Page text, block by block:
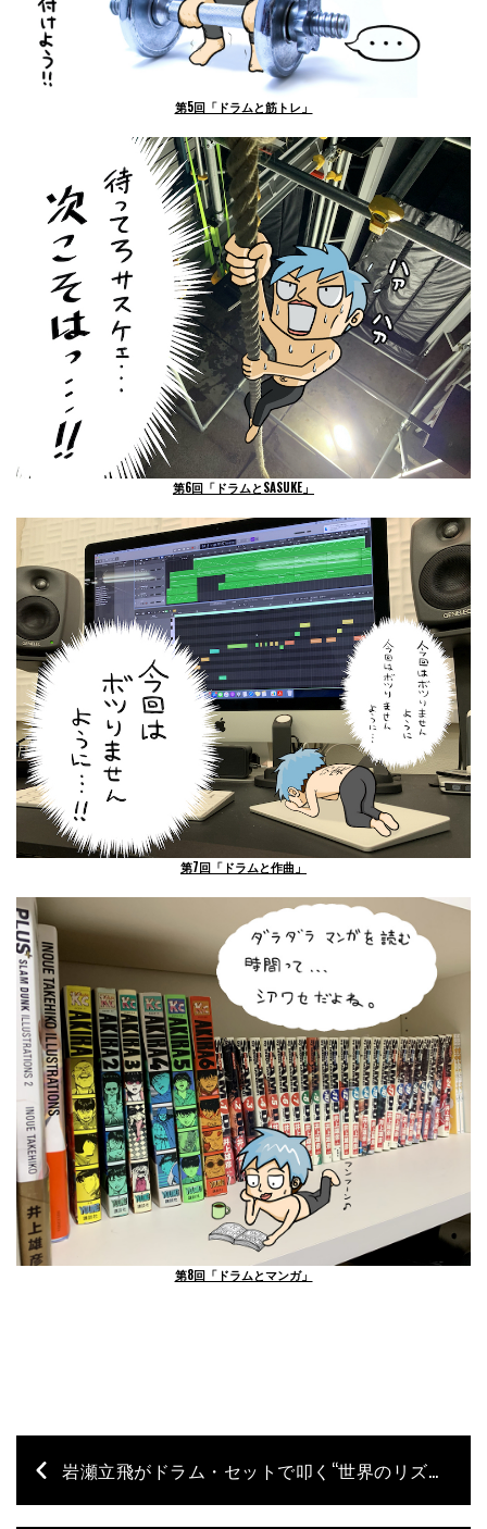
第5回「ドラムと筋トレ」
第6回「ドラムとSASUKE」
第7回「ドラムと作曲」
第8回「ドラムとマンガ」
岩瀬立飛がドラム・セットで叩く“世界のリズム” #16 – アフリカ系のリズム①